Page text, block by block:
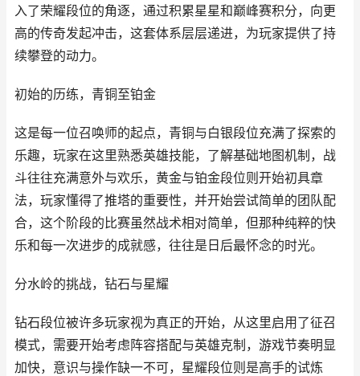
入了荣耀段位的角逐，通过积累星星和巅峰赛积分，向更
高的传奇发起冲击，这套体系层层递进，为玩家提供了持
续攀登的动力。
初始的历练，青铜至铂金
这是每一位召唤师的起点，青铜与白银段位充满了探索的
乐趣，玩家在这里熟悉英雄技能，了解基础地图机制，战
斗往往充满意外与欢乐，黄金与铂金段位则开始初具章
法，玩家懂得了推塔的重要性，并开始尝试简单的团队配
合，这个阶段的比赛虽然战术相对简单，但那种纯粹的快
乐和每一次进步的成就感，往往是日后最怀念的时光。
分水岭的挑战，钻石与星耀
钻石段位被许多玩家视为真正的开始，从这里启用了征召
模式，需要开始考虑阵容搭配与英雄克制，游戏节奏明显
加快，意识与操作缺一不可，星耀段位则是高手的试炼